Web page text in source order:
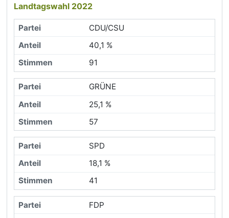
Landtagswahl 2022
CDU/CSU
40,1 %
91
GRÜNE
25,1 %
57
SPD
18,1 %
41
FDP